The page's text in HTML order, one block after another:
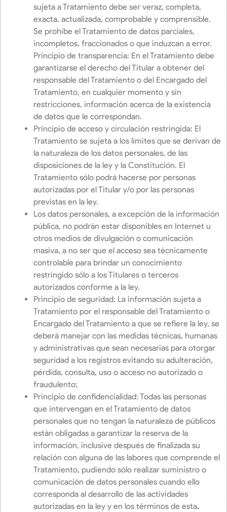
sujeta a Tratamiento debe ser veraz, completa,
exacta, actualizada, comprobable y comprensible.
Se prohíbe el Tratamiento de datos parciales,
incompletos, fraccionados o que induzcan a error.
Principio de transparencia: En el Tratamiento debe
garantizarse el derecho del Titular a obtener del
responsable del Tratamiento o del Encargado del
Tratamiento, en cualquier momento y sin
restricciones, información acerca de la existencia
de datos que le correspondan.
Principio de acceso y circulación restringida: El
Tratamiento se sujeta a los límites que se derivan de
la naturaleza de los datos personales, de las
disposiciones de la ley y la Constitución. El
Tratamiento sólo podrá hacerse por personas
autorizadas por el Titular y/o por las personas
previstas en la ley.
Los datos personales, a excepción de la información
pública, no podrán estar disponibles en Internet u
otros medios de divulgación o comunicación
masiva, a no ser que el acceso sea técnicamente
controlable para brindar un conocimiento
restringido sólo a los Titulares o terceros
autorizados conforme a la ley.
Principio de seguridad: La información sujeta a
Tratamiento por el responsable del Tratamiento o
Encargado del Tratamiento a que se refiere la ley, se
deberá manejar con las medidas técnicas, humanas
y administrativas que sean necesarias para otorgar
seguridad a los registros evitando su adulteración,
pérdida, consulta, uso o acceso no autorizado o
fraudulento;
Principio de confidencialidad: Todas las personas
que intervengan en el Tratamiento de datos
personales que no tengan la naturaleza de públicos
están obligadas a garantizar la reserva de la
información, inclusive después de finalizada su
relación con alguna de las labores que comprende el
Tratamiento, pudiendo sólo realizar suministro o
comunicación de datos personales cuando ello
corresponda al desarrollo de las actividades
autorizadas en la ley y en los términos de esta.